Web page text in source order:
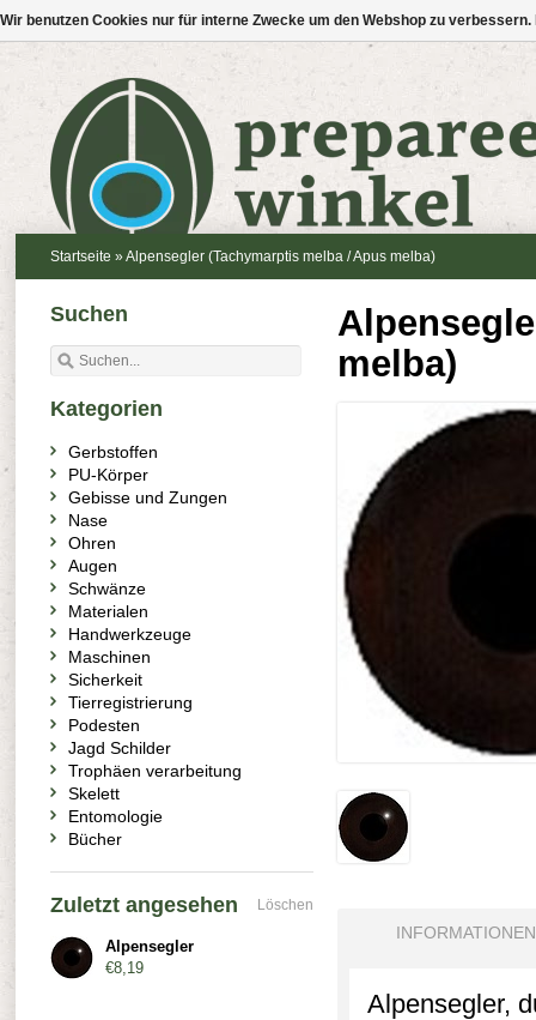
Startseite » Alpensegler (Tachymarptis melba / Apus melba)
melba)
INFORMATIONEN
Alpensegler,
Suchen
Kategorien
Gerbstoffen
PU-Körper
Gebisse und Zungen
Nase
Ohren
Augen
Schwänze
Materialen
Handwerkzeuge
Maschinen
Sicherkeit
Tierregistrierung
Podesten
Jagd Schilder
Trophäen verarbeitung
Skelett
Entomologie
Bücher
Zuletzt angesehen Löschen
Alpensegler
€8,19
Wir benutzen Cookies nur für interne Zwecke um den Webshop zu